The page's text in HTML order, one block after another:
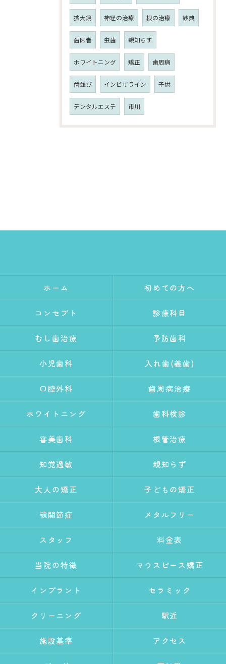
拡大鏡 神経の治療 根の治療 妙典
歯医者 虫歯 親知らず
ホワイトニング 矯正 歯周病
歯並び インビザライン 子供
デンタルエステ 市川
ホーム 初めての方へ
コンセプト 診療科目
むし歯治療 予防歯科
小児歯科 入れ歯(義歯)
口腔外科 歯周病治療
ホワイトニング 歯科検診
審美歯科 根管治療
知覚過敏 親知らず
大人の矯正 子どもの矯正
顎関節症 メタルフリー
スタッフ 料金表
当院の特徴 マウスピース矯正
インプラント セラミック
クリーニング 駅近
施設基準 アクセス